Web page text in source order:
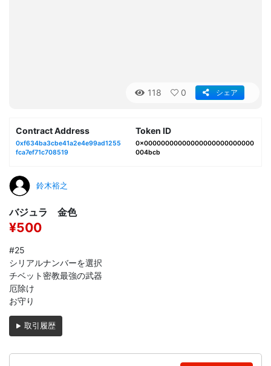
118 0 シェア
Contract Address
0xf634ba3cbe41a2e4e99ad1255
fca7ef71c708519
Token ID
0x00000000000000000000000000
004bcb
鈴木裕之
バジュラ 金色
¥500
#25
シリアルナンバーを選択
チベット密教最強の武器
厄除け
お守り
取引履歴